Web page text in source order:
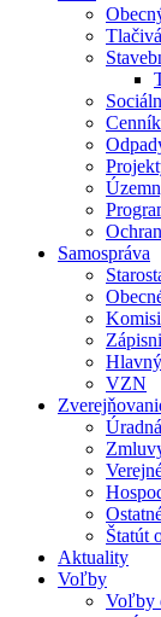
Samospráva
VZN
Štatút
Aktuality
Voľby
Voľby